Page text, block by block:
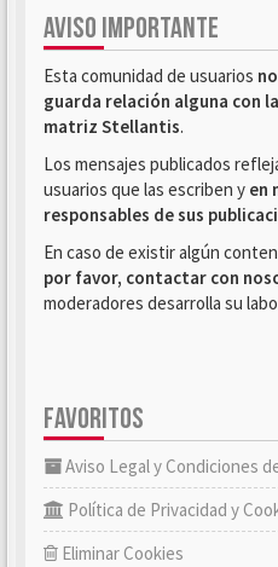
AVISO IMPORTANTE
Esta comunidad de usuarios
guarda relación alguna con
matriz Stellantis.
Los mensajes publicados
usuarios que las escriben y en
responsables de sus
En caso de existir algún
por favor, contactar con
moderadores desarrolla su
FAVORITOS
Aviso Legal y Condiciones
Política de Privacidad y
Eliminar Cookies